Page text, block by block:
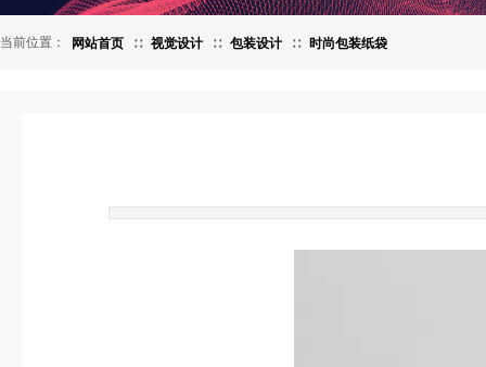
当前位置： 网站首页 ∷ 视觉设计 ∷ 包装设计 ∷ 时尚包装纸袋